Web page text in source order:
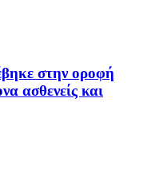
στην οροφή
ασθενείς και